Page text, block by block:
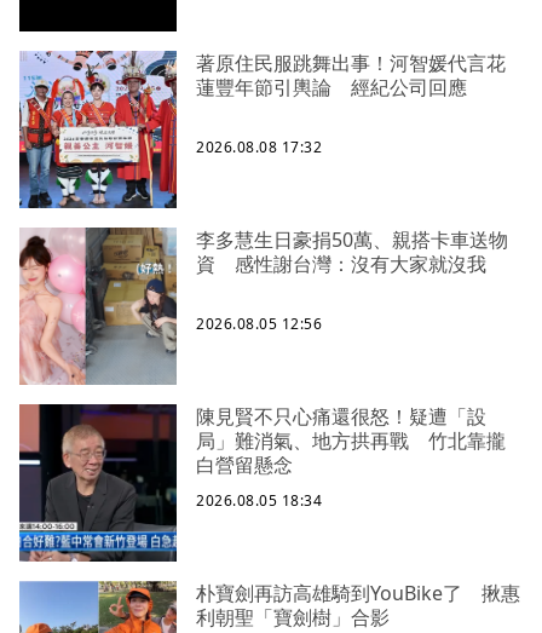
著原住民服跳舞出事！河智媛代言花
蓮豐年節引輿論 經紀公司回應
2026.08.08 17:32
李多慧生日豪捐50萬、親搭卡車送物
資 感性謝台灣：沒有大家就沒我
2026.08.05 12:56
陳見賢不只心痛還很怒！疑遭「設
局」難消氣、地方拱再戰 竹北靠攏
白營留懸念
2026.08.05 18:34
朴寶劍再訪高雄騎到YouBike了 揪惠
利朝聖「寶劍樹」合影